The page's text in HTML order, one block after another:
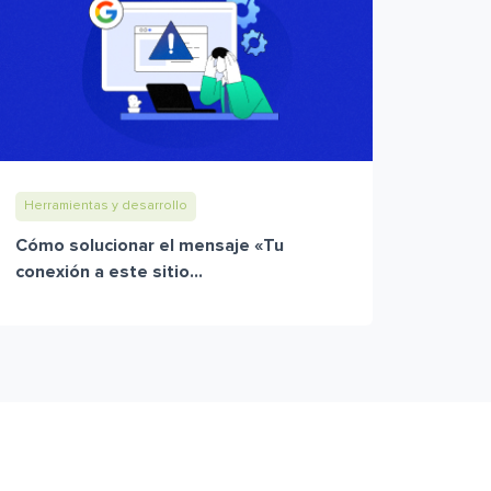
Herramientas y desarrollo
Cómo solucionar el mensaje «Tu
conexión a este sitio...